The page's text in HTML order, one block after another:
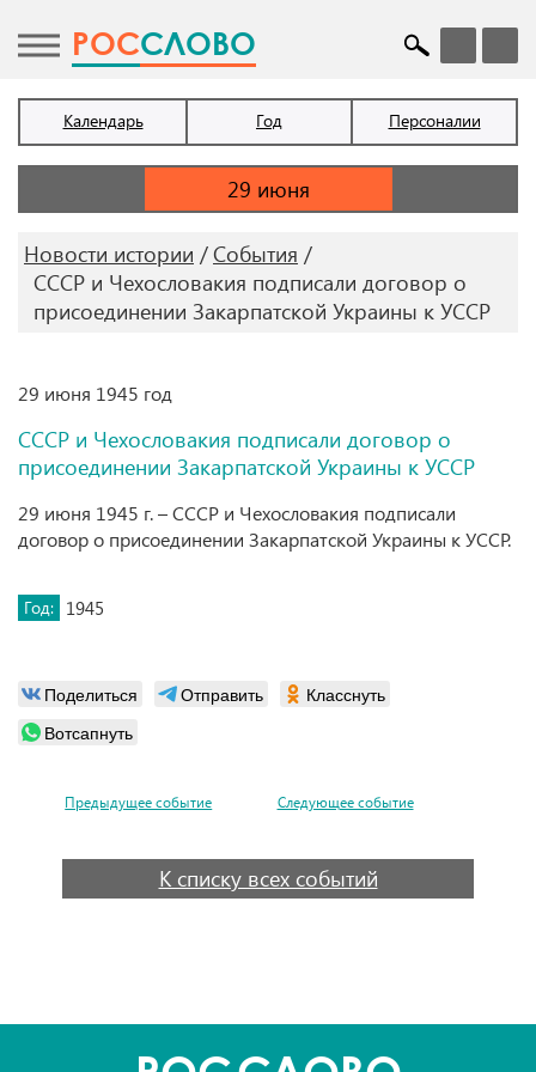
POCСЛОВО
Календарь Год Персоналии
Новости истории
События
СССР и Чехословакия подписали договор о
присоединении Закарпатской Украины к УССР
29 июня 1945 год
СССР и Чехословакия подписали договор о
присоединении Закарпатской Украины к УССР
29 июня 1945 г. – СССР и Чехословакия подписали
договор о присоединении Закарпатской Украины к УССР.
Год: 1945
Поделиться Отправить
Класснуть
Вотсапнуть
Предыдущее событие Следующее событие
К списку всех событий